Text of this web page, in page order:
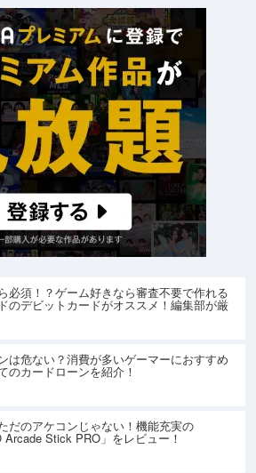
必須！？ゲーム好きなら審査不要で作れる
のデビットカードがオススメ！編集部が厳
は危ない？消費が多いゲーマーにおすすめ
のカードローンを紹介！
だのアケコンじゃない！機能充実の
Arcade Stick PRO」をレビュー！